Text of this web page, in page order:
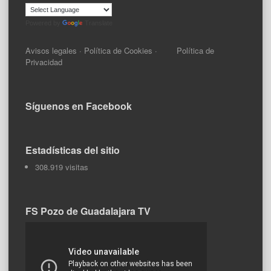
Avisos legales · Política de Cookies · Política de
Privacidad
Síguenos en Facebook
Estadísticas del sitio
308.919 visitas
FS Pozo de Guadalajara TV